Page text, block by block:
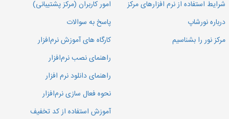
شرایط استفاده از نرم افزارهای مرکز
درباره نورشاپ
مرکز نور را بشناسیم
امور کاربران (مرکز پشتیبانی)
پاسخ به سوالات
کارگاه های آموزش نرم‌افزار
راهنمای نصب نرم‌افزار
راهنمای دانلود نرم افزار
نحوه فعال سازی نرم‌افزار
آموزش استفاده از کد تخفیف